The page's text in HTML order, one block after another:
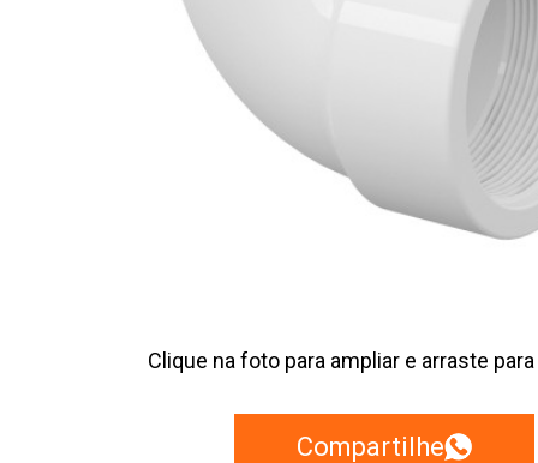
Clique na foto para ampliar e arraste
Compartilhe